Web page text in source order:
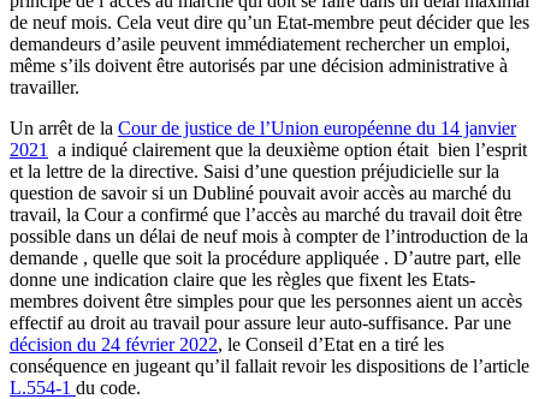
de neuf mois. Cela veut dire qu’un Etat-membre peut décider que les
demandeurs d’asile peuvent immédiatement rechercher un emploi,
même s’ils doivent être autorisés par une décision administrative à
travailler.
Un arrêt de la Cour de justice de l’Union européenne du 14 janvier
2021
a indiqué clairement que la deuxième option était bien l’esprit
et la lettre de la directive. Saisi d’une question préjudicielle sur la
question de savoir si un Dubliné pouvait avoir accès au marché du
travail, la Cour a confirmé que l’accès au marché du travail doit être
possible dans un délai de neuf mois à compter de l’introduction de la
demande , quelle que soit la procédure appliquée . D’autre part, elle
donne une indication claire que les règles que fixent les Etats-
membres doivent être simples pour que les personnes aient un accès
effectif au droit au travail pour assure leur auto-suffisance. Par une
décision du 24 février 2022, le Conseil d’Etat en a tiré les
conséquence en jugeant qu’il fallait revoir les dispositions de l’article
L.554-1 du code.